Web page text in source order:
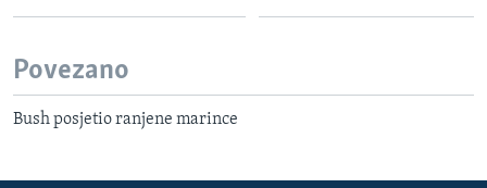
Povezano
Bush posjetio ranjene marince